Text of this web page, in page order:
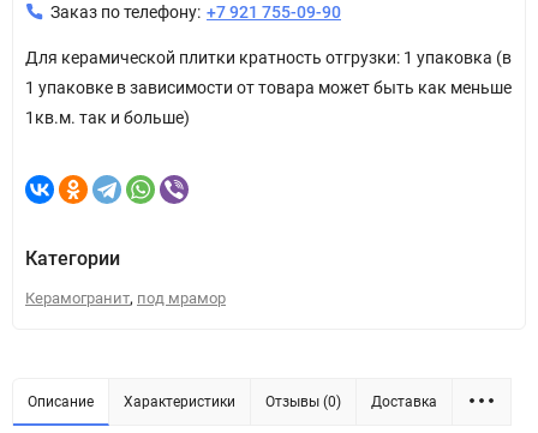
Заказ по телефону: +7 921 755-09-90
Для керамической плитки кратность отгрузки: 1 упаковка (в
1 упаковке в зависимости от товара может быть как меньше
1кв.м. так и больше)
Категории
Керамогранит, под мрамор
Описание Характеристики Отзывы (0) Доставка